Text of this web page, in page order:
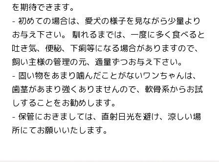
を期待できます。
- 初めての場合は、愛犬の様子を見ながら少量より
お与え下さい。 馴れるまでは、一度に多く食べると
吐き気、便秘、下痢等になる場合がありますので、
飼い主様の管理の元、適量ずつお与え下さい。
- 固い物をあまり噛んだことがないワンちゃんは、
歯茎があまり強くありませんので、軟骨系からお試
しすることをお勧めします。
- 保管におきましては、直射日光を避け、涼しい場
所にてお願いいたします。